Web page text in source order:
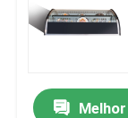
Vitrina